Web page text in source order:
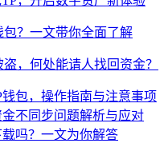
？一文带你全面了解
，何处能请人找回资金？
包，操作指南与注意事项
不同步问题解析与应对
吗？一文为你解答